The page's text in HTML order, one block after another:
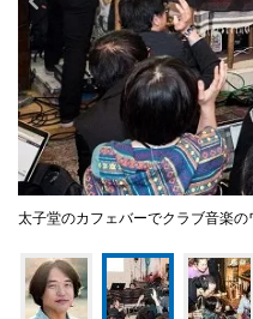
太子堂のカフェバーでクラブ音楽